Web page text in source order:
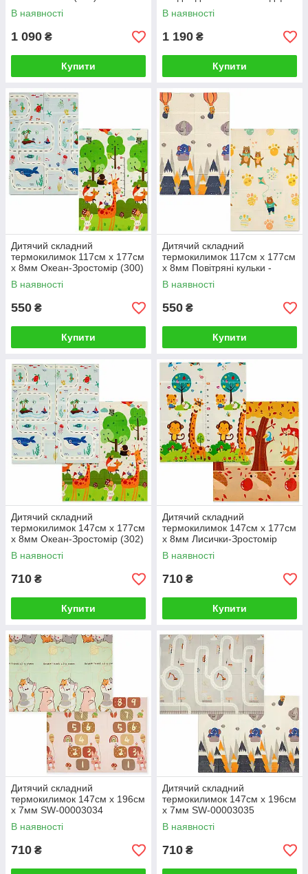
00000165
В наявності
1 090 ₴
Купити
Ростомір" 200х180х1см (248)
SW-00000166
В наявності
1 190 ₴
Купити
Дитячий складний
термокилимок 117см х 177см
х 8мм Океан-Зростомір (300)
SW-00003030
В наявності
550 ₴
Купити
Дитячий складний
термокилимок 117см х 177см
х 8мм Повітряні кульки -
Ведмедики (301) SW-
00003031
В наявності
550 ₴
Купити
Дитячий складний
термокилимок 147см х 177см
х 8мм Океан-Зростомір (302)
SW-00003032
В наявності
710 ₴
Купити
Дитячий складний
термокилимок 147см х 177см
х 8мм Лисички-Зростомір
(303) SW-00003033
В наявності
710 ₴
Купити
Дитячий складний
термокилимок 147cм х 196см
х 7мм SW-00003034
В наявності
710 ₴
Дитячий складний
термокилимок 147cм х 196см
х 7мм SW-00003035
В наявності
710 ₴